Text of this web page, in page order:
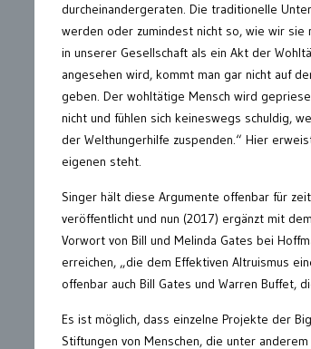
durcheinandergeraten. Die traditionelle
werden oder zumindest nicht so, wie wir sie
in unserer Gesellschaft als ein Akt der
angesehen wird, kommt man gar nicht auf
geben. Der wohltätige Mensch wird
nicht und fühlen sich keineswegs schuldig,
der Welthungerhilfe zuspenden.“ Hier
eigenen steht.
Singer hält diese Argumente offenbar für
veröffentlicht und nun (2017) ergänzt mit
Vorwort von Bill und Melinda Gates bei
erreichen, „die dem Effektiven Altruismus
offenbar auch Bill Gates und Warren Buffet,
Es ist möglich, dass einzelne Projekte der
Stiftungen von Menschen, die unter